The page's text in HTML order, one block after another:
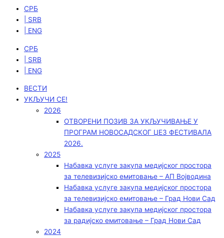
СРБ
| SRB
| ENG
СРБ
| SRB
| ENG
ВЕСТИ
УКЉУЧИ СЕ!
2026
ОТВОРЕНИ ПОЗИВ ЗА УКЉУЧИВАЊЕ У
ПРОГРАМ НОВОСАДСКОГ ЏЕЗ ФЕСТИВАЛА
2026.
2025
Набавка услуге закупа медијског простора
за телевизијско емитовање – АП Војводинa
Набавка услуге закупа медијског простора
за телевизијско емитовање – Град Нови Сад
Набавка услуге закупа медијског простора
за радијско емитовање – Град Нови Сад
2024